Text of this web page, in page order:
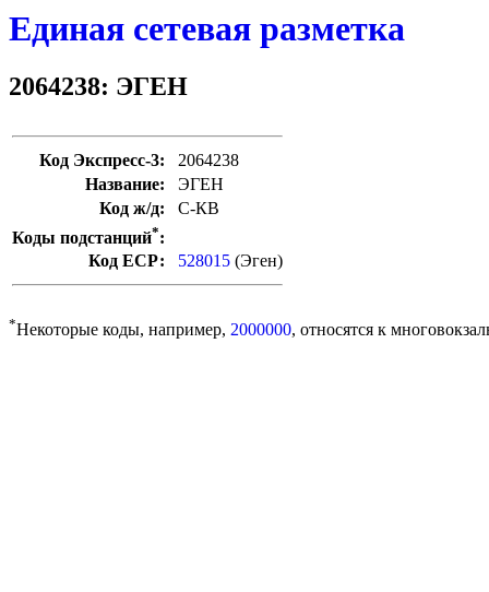
Единая сетевая разметка
2064238: ЭГЕН
Код Экспресс-3:
2064238
Название:
ЭГЕН
Код ж/д:
С-КВ
Коды подстанций*:
Код ЕСР:
528015 (Эген)
*Некоторые коды, например, 2000000, относятся к